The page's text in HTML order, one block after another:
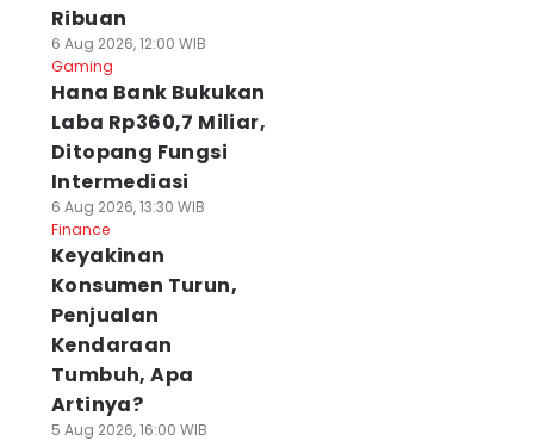
Ribuan
6 Aug 2026, 12:00 WIB
Gaming
Hana Bank Bukukan
Laba Rp360,7 Miliar,
Ditopang Fungsi
Intermediasi
6 Aug 2026, 13:30 WIB
Finance
Keyakinan
Konsumen Turun,
Penjualan
Kendaraan
Tumbuh, Apa
Artinya?
5 Aug 2026, 16:00 WIB